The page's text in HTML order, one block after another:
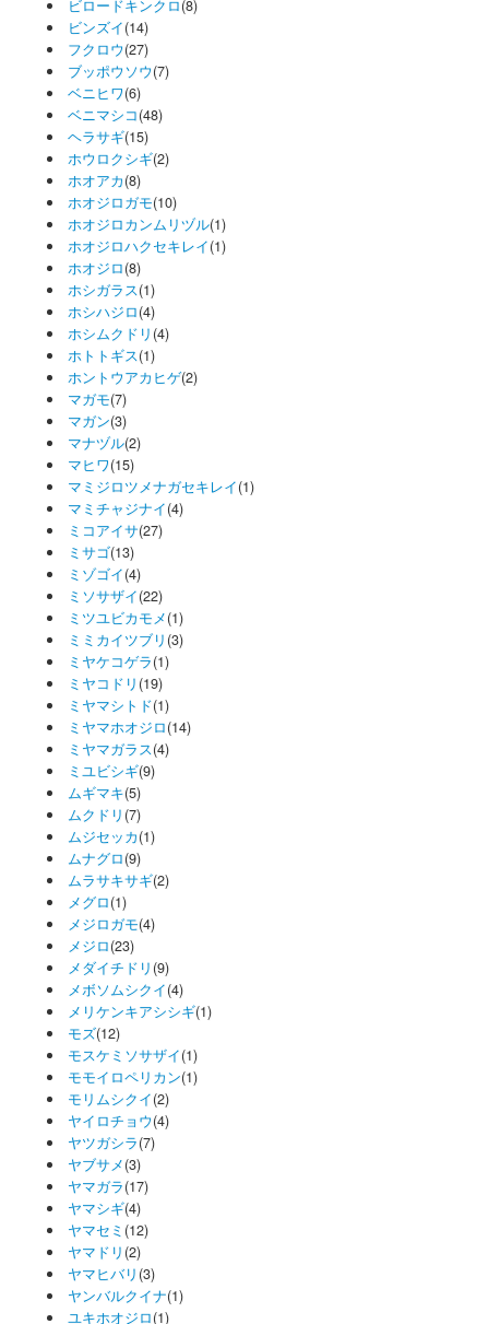
ビロードキンクロ(8)
ビンズイ(14)
フクロウ(27)
ブッポウソウ(7)
ベニヒワ(6)
ベニマシコ(48)
ヘラサギ(15)
ホウロクシギ(2)
ホオアカ(8)
ホオジロガモ(10)
ホオジロカンムリヅル(1)
ホオジロハクセキレイ(1)
ホオジロ(8)
ホシガラス(1)
ホシハジロ(4)
ホシムクドリ (4)
ホトトギス(1)
ホントウアカヒゲ(2)
マガモ(7)
マガン(3)
マナヅル(2)
マヒワ(15)
マミジロツメナガセキレイ(1)
マミチャジナイ(4)
ミコアイサ(27)
ミサゴ(13)
ミゾゴイ(4)
ミソサザイ(22)
ミツユビカモメ(1)
ミミカイツブリ (3)
ミヤケコゲラ(1)
ミヤコドリ (19)
ミヤマシトド(1)
ミヤマホオジロ(14)
ミヤマガラス(4)
ミユビシギ(9)
ムギマキ(5)
ムクドリ (7)
ムジセッカ(1)
ムナグロ(9)
ムラサキサギ(2)
メグロ(1)
メジロガモ(4)
メジロ(23)
メダイチドリ (9)
メボソムシクイ(4)
メリケンキアシシギ(1)
モズ(12)
モスケミソサザイ(1)
モモイロペリカン(1)
モリムシクイ(2)
ヤイロチョウ(4)
ヤツガシラ(7)
ヤブサメ(3)
ヤマガラ(17)
ヤマシギ(4)
ヤマセミ (12)
ヤマドリ (2)
ヤマヒバリ (3)
ヤンバルクイナ(1)
ユキホオジロ(1)